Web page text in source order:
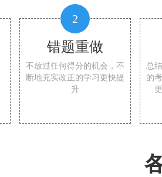
2
错题重做
不放过任何得分的机会，不
断地充实改正的学习更快提
升
总
的